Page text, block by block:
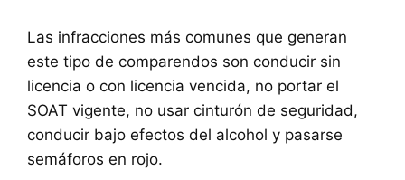
Las infracciones más comunes que generan
este tipo de comparendos son conducir sin
licencia o con licencia vencida, no portar el
SOAT vigente, no usar cinturón de seguridad,
conducir bajo efectos del alcohol y pasarse
semáforos en rojo.